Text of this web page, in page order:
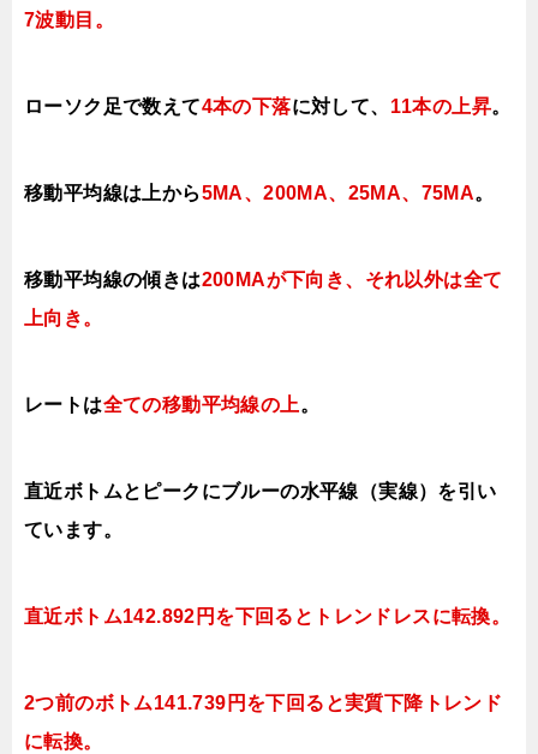
7波動目。
ローソク足で数えて4本の下落に対して、 11本の上昇。
移動平均線は上から5MA、200MA、25MA、75MA。
移動平均線の傾きは200MAが下向き、それ以外は全て
上向き。
レートは全ての移動平均線の上。
直近ボトムとピークにブルーの水平線（実線）を引い
ています。
直近ボトム142.892円を下回るとトレンドレスに転換。
2つ前のボトム141.739円を下回ると実質下降トレンド
に転換。